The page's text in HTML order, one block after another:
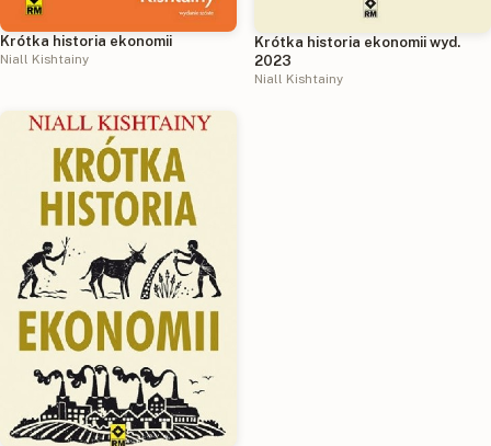
Krótka historia ekonomii
Niall Kishtainy
Krótka historia ekonomii wyd.
2023
Niall Kishtainy